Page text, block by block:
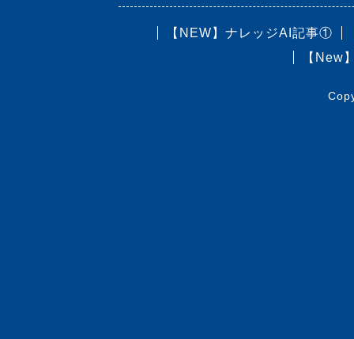
【NEW】ナレッジAI記事①
【New